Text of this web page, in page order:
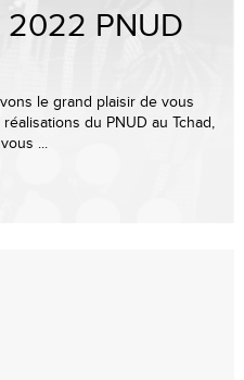
PNUD
le grand plaisir de vous
du PNUD au Tchad,
...